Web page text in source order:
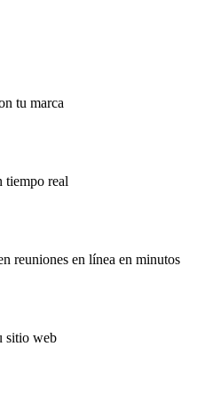
tu marca
tiempo real
reuniones en línea en minutos
sitio web